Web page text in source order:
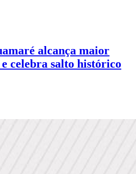
alcança maior
celebra salto histórico